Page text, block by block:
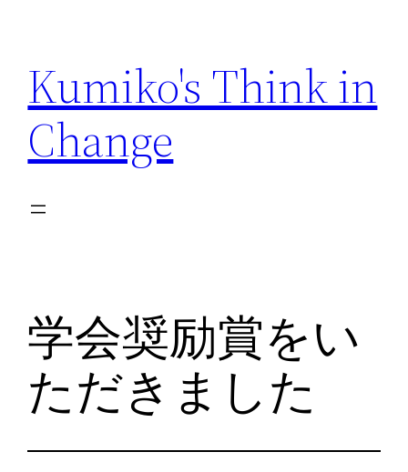
Kumiko's Think in
Change
学会奨励賞をい
ただきました